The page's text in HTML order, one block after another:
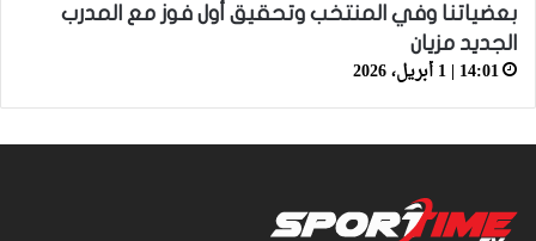
بعضياتنا وفي المنتخب وتحقيق أول فوز مع المدرب
الجديد مزيان
14:01 | 1 أبريل، 2026